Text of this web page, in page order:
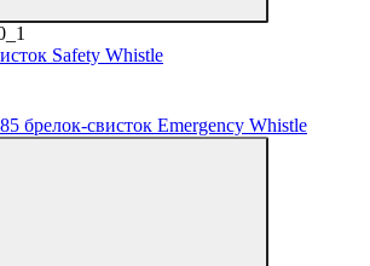
Safety Whistle